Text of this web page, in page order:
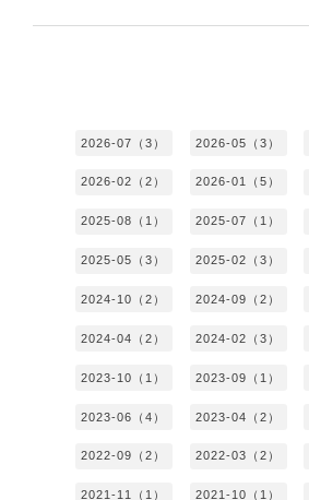
2026-07（3） 2026-05（3）
2026-02（2） 2026-01（5）
2025-08（1） 2025-07（1）
2025-05（3） 2025-02（3）
2024-10（2） 2024-09（2）
2024-04（2） 2024-02（3）
2023-10（1） 2023-09（1）
2023-06（4） 2023-04（2）
2022-09（2） 2022-03（2）
2021-11（1） 2021-10（1）